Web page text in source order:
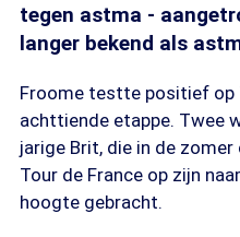
tegen astma -
langer bekend als
Froome testte positief op
achttiende etappe. Twee
jarige Brit, die in de
Tour de France op zijn
hoogte gebracht.